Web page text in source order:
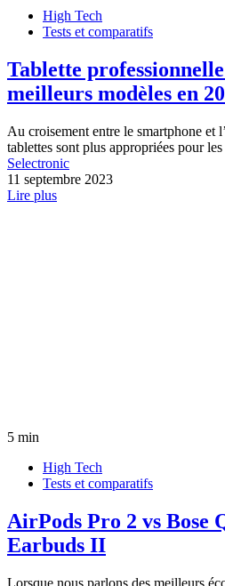
High Tech
Tests et comparatifs
Tablette
meilleurs modèles en
Au croisement entre le smartphone et
tablettes sont plus appropriées pour
Selectronic
11 septembre 2023
Lire plus
5 min
High Tech
Tests et comparatifs
AirPods Pro 2 vs Bose
Earbuds II
Lorsque nous parlons des meilleurs